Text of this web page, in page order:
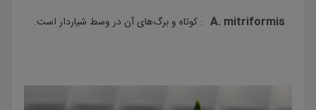
A. mitriformis : کوتاه و برگ‌های آن در وسط شیاردار است.